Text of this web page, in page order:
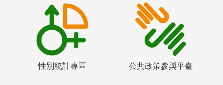
性別統計專區 公共政策參與平臺